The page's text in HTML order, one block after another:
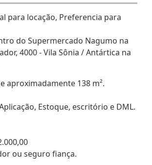
para locação, Preferencia para
do Supermercado Nagumo na
4000 - Vila Sônia / Antártica na
aproximadamente 138 m².
Estoque, escritório e DML.
ou seguro fiança.